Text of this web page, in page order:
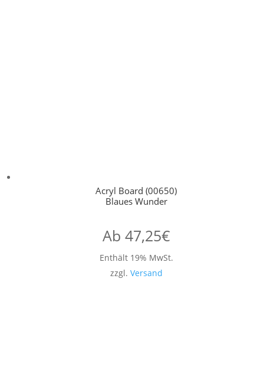
Acryl Board (00650)
Blaues Wunder
Ab 47,25€
Enthält 19% MwSt.
zzgl. Versand